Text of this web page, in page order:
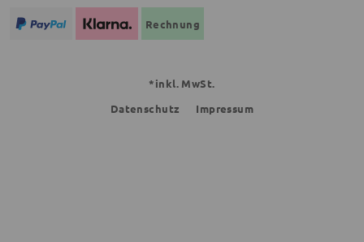
Rechnung
*inkl. MwSt.
Datenschutz
Impressum